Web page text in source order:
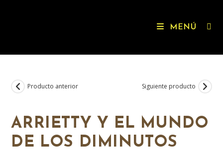
MENÚ
Producto anterior Siguiente producto
ARRIETTY Y EL MUNDO
DE LOS DIMINUTOS